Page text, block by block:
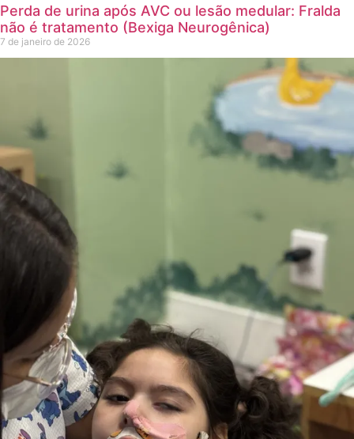
Perda de urina após AVC ou lesão medular: Fralda
não é tratamento (Bexiga Neurogênica)
7 de janeiro de 2026